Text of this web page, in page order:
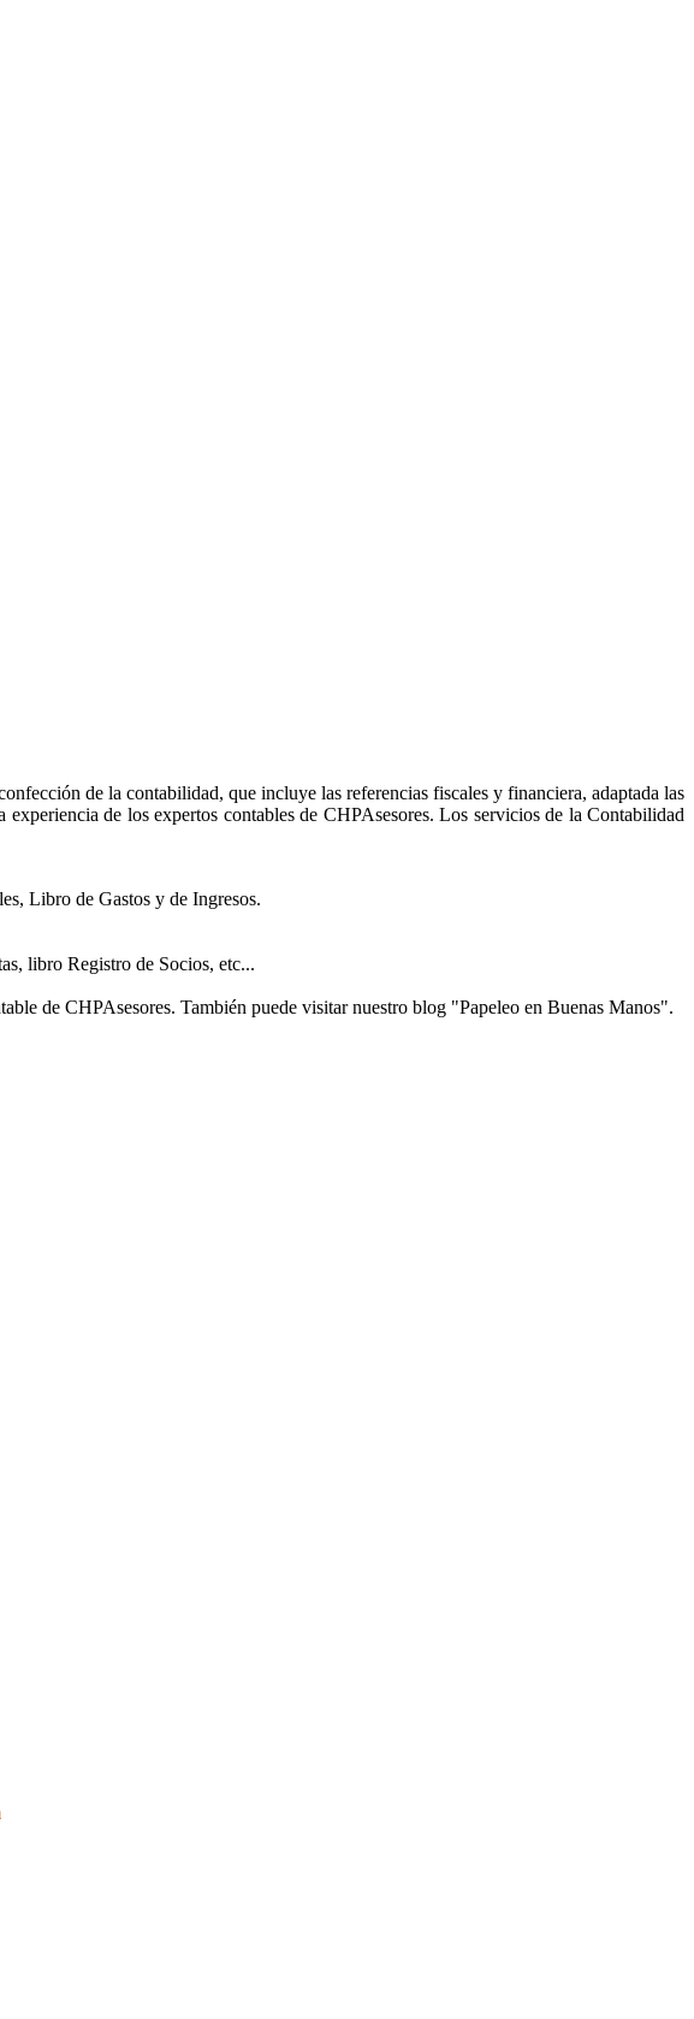
de la contabilidad, que incluye las referencias fiscales y financiera, adaptada las
de los expertos contables de CHPAsesores. Los servicios de la Contabilidad
Libro de Gastos y de Ingresos.
libro Registro de Socios, etc...
de CHPAsesores. También puede visitar nuestro blog "Papeleo en Buenas Manos".